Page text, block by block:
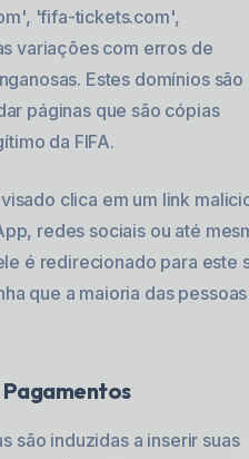
'fifa-tickets.com',
variações com erros de
Estes domínios são
páginas que são cópias
da FIFA.
clica em um link
redes sociais ou até
é redirecionado para este
que a maioria das
Pagamentos
são induzidas a inserir suas